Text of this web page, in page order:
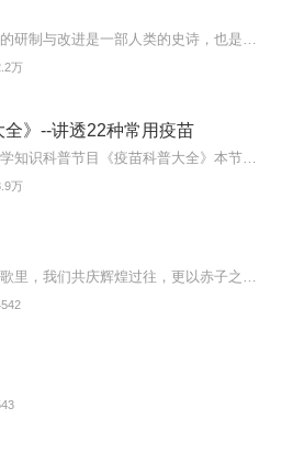
万
全》--讲透22种常用疫苗
万